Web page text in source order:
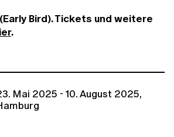
Bird). Tickets und weitere
.
Mai 2025 - 10. August 2025,